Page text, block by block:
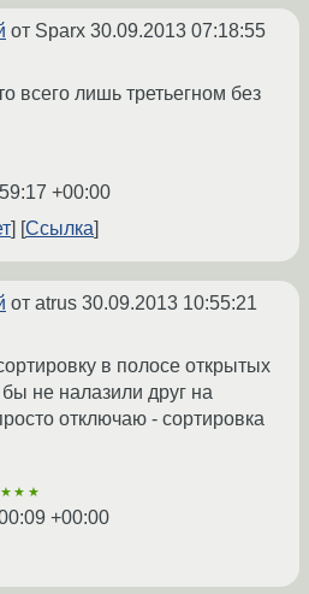
от Sparx 30.09.2013 07:18:55
всего лишь третьегном без
+00:00
Ссылка
от atrus 30.09.2013 10:55:21
в полосе открытых
не налазили друг на
отключаю - сортировка
+00:00